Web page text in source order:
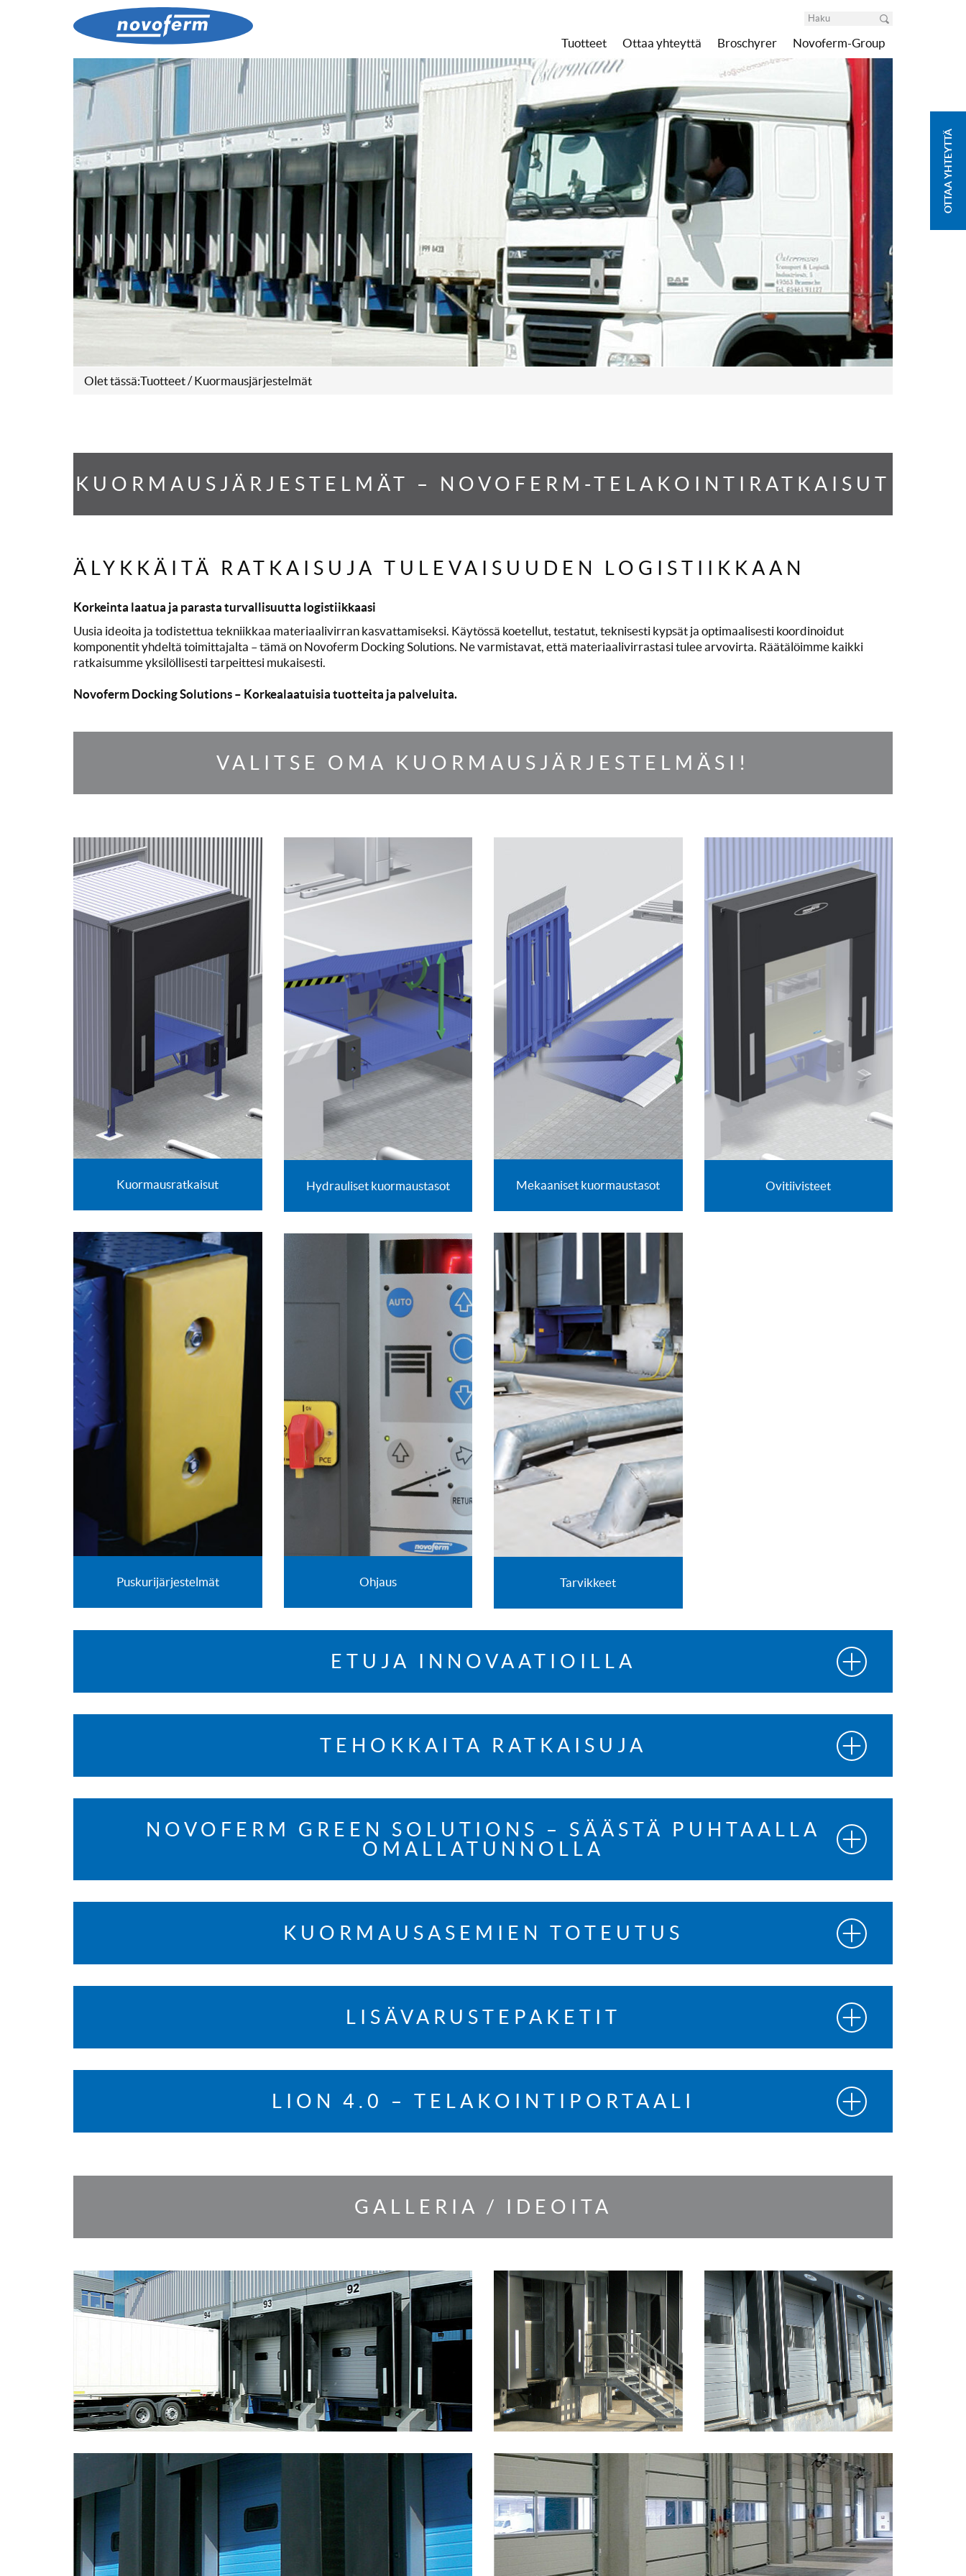
Tuotteet Ottaa yhteyttä Broschyrer Novoferm-Group
OTTAA YHTEYTTÄ
Olet tässä:Tuotteet/ Kuormausjärjestelmät
KUORMAUSJÄRJESTELMÄT – NOVOFERM-TELAKOINTIRATKAISUT
ÄLYKKÄITÄ RATKAISUJA TULEVAISUUDEN LOGISTIIKKAAN
Korkeinta laatua ja parasta turvallisuutta logistiikkaasi
Uusia ideoita ja todistettua tekniikkaa materiaalivirran kasvattamiseksi. Käytössä koetellut, testatut, teknisesti kypsät ja optimaalisesti koordinoidut
komponentit yhdeltä toimittajalta – tämä on Novoferm Docking Solutions. Ne varmistavat, että materiaalivirrastasi tulee arvovirta. Räätälöimme kaikki
ratkaisumme yksilöllisesti tarpeittesi mukaisesti.
Novoferm Docking Solutions – Korkealaatuisia tuotteita ja palveluita.
VALITSE OMA KUORMAUSJÄRJESTELMÄSI!
Kuormausratkaisut
Puskurijärjestelmät
Hydrauliset kuormaustasot
Ohjaus
Mekaaniset kuormaustasot
Tarvikkeet
Ovitiivisteet
ETUJA INNOVAATIOILLA
TEHOKKAITA RATKAISUJA
NOVOFERM GREEN SOLUTIONS – SÄÄSTÄ PUHTAALLA
OMALLATUNNOLLA
KUORMAUSASEMIEN TOTEUTUS
LISÄVARUSTEPAKETIT
LION 4.0 – TELAKOINTIPORTAALI
GALLERIA / IDEOITA